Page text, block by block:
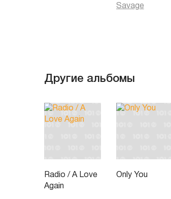
Savage
Другие альбомы
Radio / A Love
Again
Only You